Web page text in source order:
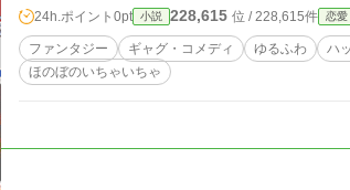
24h.ポイント 0pt 小説 228,615 位 / 228,615件 恋愛
ファンタジー ギャグ・コメディ ゆるふわ ハ
ほのぼのいちゃいちゃ